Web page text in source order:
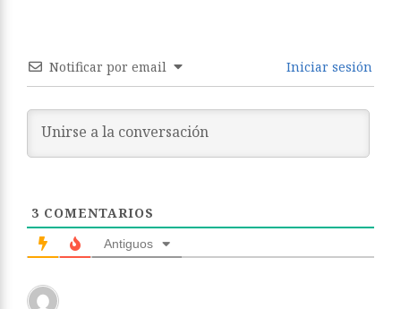
Notificar por email Iniciar sesión
3 COMENTARIOS
Antiguos